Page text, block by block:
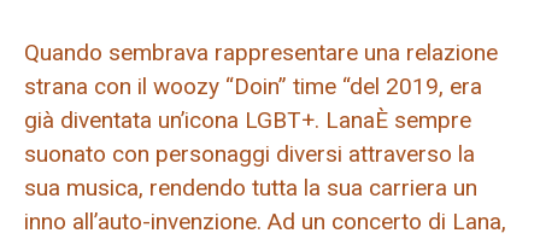
Quando sembrava rappresentare una relazione
strana con il woozy “Doin” time “del 2019, era
già diventata un’icona LGBT+. LanaÈ sempre
suonato con personaggi diversi attraverso la
sua musica, rendendo tutta la sua carriera un
inno all’auto-invenzione. Ad un concerto di Lana,